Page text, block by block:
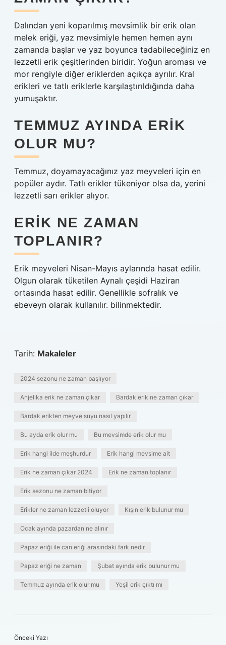
Dalından yeni koparılmış mevsimlik bir erik olan
melek eriği, yaz mevsimiyle hemen hemen aynı
zamanda başlar ve yaz boyunca tadabileceğiniz en
lezzetli erik çeşitlerinden biridir. Yoğun aroması ve
mor rengiyle diğer eriklerden açıkça ayrılır. Kral
erikleri ve tatlı eriklerle karşılaştırıldığında daha
yumuşaktır.
TEMMUZ AYINDA ERIK
OLUR MU?
Temmuz, doyamayacağınız yaz meyveleri için en
popüler aydır. Tatlı erikler tükeniyor olsa da, yerini
lezzetli sarı erikler alıyor.
ERIK NE ZAMAN
TOPLANIR?
Erik meyveleri Nisan-Mayıs aylarında hasat edilir.
Olgun olarak tüketilen Aynalı çeşidi Haziran
ortasında hasat edilir. Genellikle sofralık ve
ebeveyn olarak kullanılır. bilinmektedir.
Tarih: Makaleler
2024 sezonu ne zaman başlıyor
Anjelika erik ne zaman çıkar Bardak erik ne zaman çıkar
Bardak erikten meyve suyu nasıl yapılır
Bu ayda erik olur mu Bu mevsimde erik olur mu
Erik hangi ilde meşhurdur Erik hangi mevsime ait
Erik ne zaman çıkar 2024 Erik ne zaman toplanır
Erik sezonu ne zaman bitiyor
Erikler ne zaman lezzetli oluyor Kışın erik bulunur mu
Ocak ayında pazardan ne alınır
Papaz eriği ile can eriği arasındaki fark nedir
Papaz eriği ne zaman Şubat ayında erik bulunur mu
Temmuz ayında erik olur mu Yeşil erik çıktı mı
Önceki Yazı